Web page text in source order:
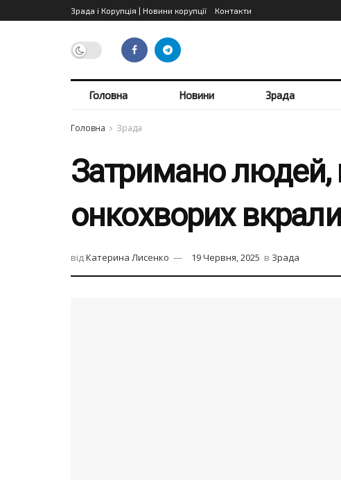
Зрада і Корупція | Новини корупції Контакти
Головна Новини Зрада
Головна Зрада
Затримано людей,
онкохворих
відКатерина Лисенко 19 Червня, 2025 в Зрада